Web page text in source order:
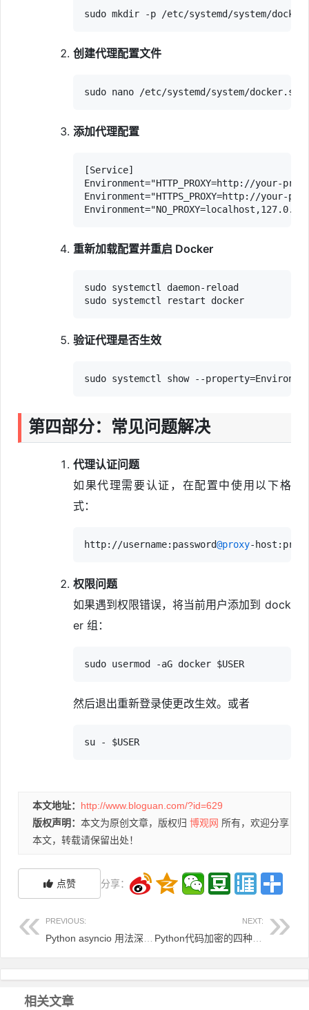
创建代理配置文件
添加代理配置
[Service]
Environment="HTTP_PROXY=http://your-
Environment="HTTPS_PROXY=http://your-
重新加载配置并重启 Docker
sudo systemctl daemon-reload
验证代理是否生效
第四部分：常见问题解决
代理认证问题
如果代理需要认证，在配置中使用以下格
式：
http://username:password@proxy
权限问题
如果遇到权限错误，将当前用户添加到 dock
er 组：
然后退出重新登录使更改生效。或者
本文地址： http://www.bloguan.com/?id=629
版权声明： 本文为原创文章，版权归 博观网 所有，欢迎分享
本文，转载请保留出处！
点赞 分享：
PREVIOUS:
Python asyncio 用法深度解析
NEXT:
Python代码加密的四种方案
相关文章